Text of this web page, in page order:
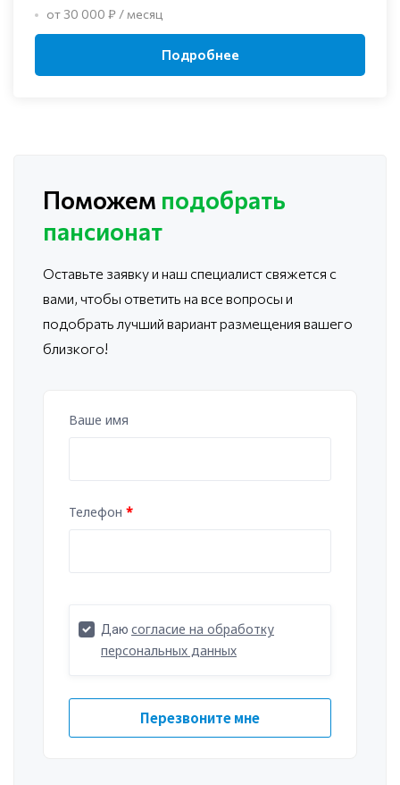
от 30 000 ₽ / месяц
Подробнее
Поможем подобрать
пансионат
Оставьте заявку и наш специалист свяжется с
вами, чтобы ответить на все вопросы и
подобрать лучший вариант размещения вашего
близкого!